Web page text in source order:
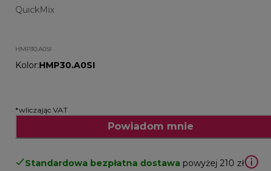
QuickMix
HMP30.A0SI
Kolor:HMP30.A0SI
*wliczając VAT
Powiadom mnie
Standardowa bezpłatna dostawa powyżej 210 zł